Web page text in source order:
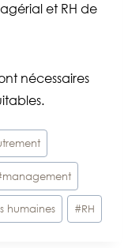
et RH de
nécessaires
management
humaines #RH